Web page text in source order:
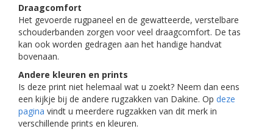
Draagcomfort
Het gevoerde rugpaneel en de gewatteerde, verstelbare
schouderbanden zorgen voor veel draagcomfort. De tas
kan ook worden gedragen aan het handige handvat
bovenaan.
Andere kleuren en prints
Is deze print niet helemaal wat u zoekt? Neem dan eens
een kijkje bij de andere rugzakken van Dakine. Op deze
pagina vindt u meerdere rugzakken van dit merk in
verschillende prints en kleuren.